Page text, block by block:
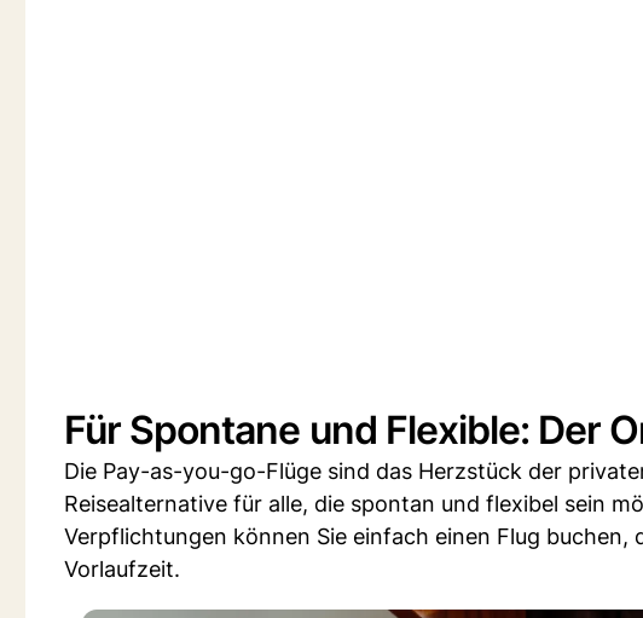
Für Spontane und Flexible: Der
Die Pay-as-you-go-Flüge sind das Herzstück der
Reisealternative für alle, die spontan und flexibel sein
Verpflichtungen können Sie einfach einen Flug
Vorlaufzeit.